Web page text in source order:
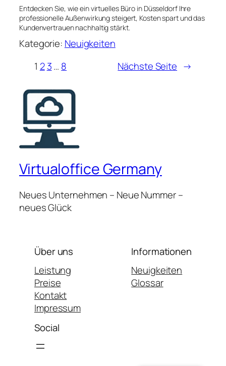
Entdecken Sie, wie ein virtuelles Büro in Düsseldorf Ihre
professionelle Außenwirkung steigert, Kosten spart und das
Kundenvertrauen nachhaltig stärkt.
Kategorie: Neuigkeiten
1 2 3… 8 Nächste Seite →
Virtualoffice Germany
Neues Unternehmen – Neue Nummer –
neues Glück
Über uns
Leistung
Preise
Kontakt
Impressum
Informationen
Neuigkeiten
Glossar
Social